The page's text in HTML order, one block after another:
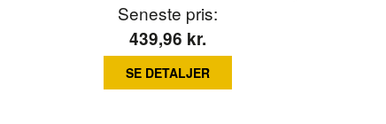
Seneste pris:
439,96 kr.
SE DETALJER